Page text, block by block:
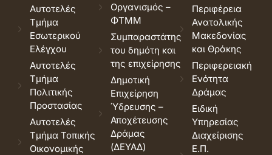
Αυτοτελές
Τμήμα
Εσωτερικού
Ελέγχου
Αυτοτελές
Τμήμα
Πολιτικής
Προστασίας
Αυτοτελές
Τμήμα Τοπικής
Οικονομικής
Οργανισμός –
ΦΤΜΜ
Συμπαραστάτης
του δημότη και
της επιχείρησης
Δημοτική
Επιχείρηση
Ύδρευσης –
Αποχέτευσης
Δράμας
(ΔΕΥΑΔ)
Περιφέρεια
Ανατολικής
Μακεδονίας
και Θράκης
Περιφερειακή
Ενότητα
Δράμας
Ειδική
Υπηρεσίας
Διαχείρισης
Ε.Π.